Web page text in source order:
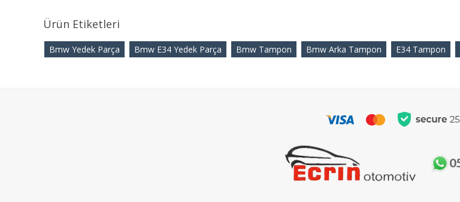
Ürün Etiketleri
Bmw Yedek Parça Bmw E34 Yedek Parça Bmw Tampon Bmw Arka Tampon E34 Tampon